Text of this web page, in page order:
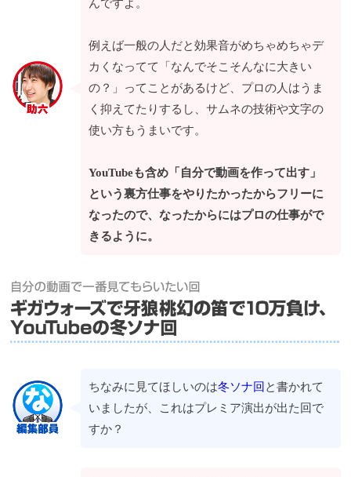
んですよ。
例えば一般の人だと効果音がめちゃめちゃデ
カくなってて「なんでそこそんなに大きい
の？」ってことがあるけど、プロの人はうま
く抑えてたりするし、サムネの技術や文字の
使い方もうまいです。
YouTubeも含め「自分で動画を作って出す」
という裏方仕事をやりたかったからフリーに
なったので、なったからにはプロの仕事がで
きるように。
ちなみに見てほしいのは冬ソナ回 と書かれて
いましたが、これはプレミア演出が出た回で
すか？